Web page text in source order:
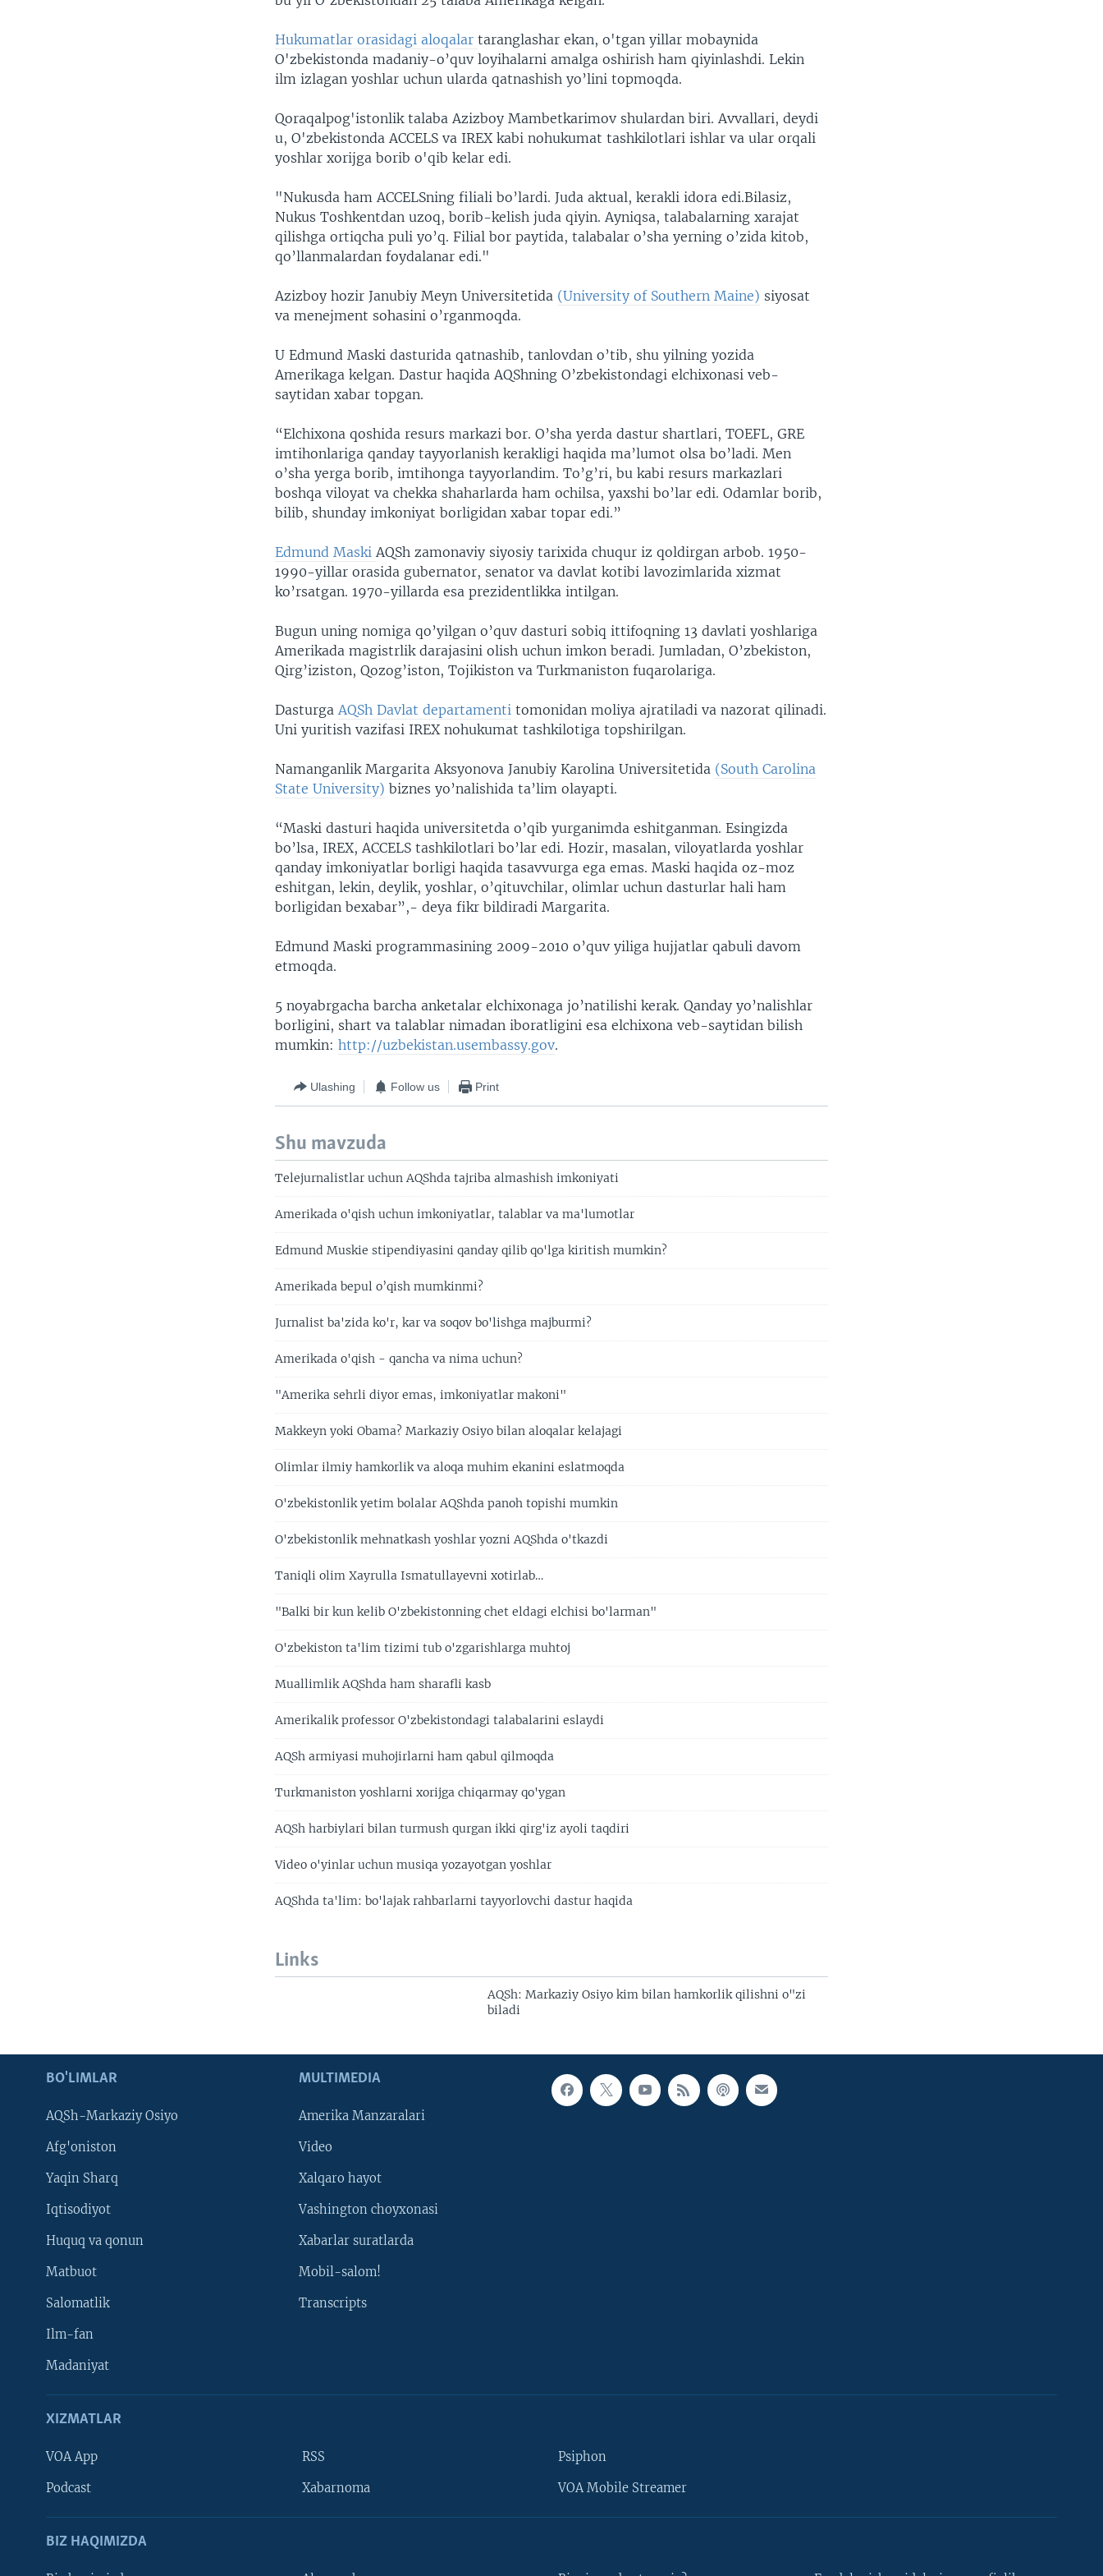
Hukumatlar orasidagi aloqalartaranglashar ekan, o'tgan yillar mobaynida
O'zbekistonda madaniy-o’quv loyihalarni amalga oshirish ham qiyinlashdi. Lekin
ilm izlagan yoshlar uchun ularda qatnashish yo’lini topmoqda.
Qoraqalpog'istonlik talaba Azizboy Mambetkarimov shulardan biri. Avvallari, deydi
u, O'zbekistonda ACCELS va IREX kabi nohukumat tashkilotlari ishlar va ular orqali
yoshlar xorijga borib o'qib kelar edi.
"Nukusda ham ACCELSning filiali bo’lardi. Juda aktual, kerakli idora edi.Bilasiz,
Nukus Toshkentdan uzoq, borib-kelish juda qiyin. Ayniqsa, talabalarning xarajat
qilishga ortiqcha puli yo’q. Filial bor paytida, talabalar o’sha yerning o’zida kitob,
qo’llanmalardan foydalanar edi."
Azizboy hozir Janubiy Meyn Universitetida (University of Southern Maine) siyosat
va menejment sohasini o’rganmoqda.
U Edmund Maski dasturida qatnashib, tanlovdan o’tib, shu yilning yozida
Amerikaga kelgan. Dastur haqida AQShning O’zbekistondagi elchixonasi veb-
saytidan xabar topgan.
“Elchixona qoshida resurs markazi bor. O’sha yerda dastur shartlari, TOEFL, GRE
imtihonlariga qanday tayyorlanish kerakligi haqida ma’lumot olsa bo’ladi. Men
o’sha yerga borib, imtihonga tayyorlandim. To’g’ri, bu kabi resurs markazlari
boshqa viloyat va chekka shaharlarda ham ochilsa, yaxshi bo’lar edi. Odamlar borib,
bilib, shunday imkoniyat borligidan xabar topar edi.”
Edmund MaskiAQSh zamonaviy siyosiy tarixida chuqur iz qoldirgan arbob. 1950-
1990-yillar orasida gubernator, senator va davlat kotibi lavozimlarida xizmat
ko’rsatgan. 1970-yillarda esa prezidentlikka intilgan.
Bugun uning nomiga qo’yilgan o’quv dasturi sobiq ittifoqning 13 davlati yoshlariga
Amerikada magistrlik darajasini olish uchun imkon beradi. Jumladan, O’zbekiston,
Qirg’iziston, Qozog’iston, Tojikiston va Turkmaniston fuqarolariga.
DasturgaAQSh Davlat departamenti tomonidan moliya ajratiladi va nazorat qilinadi.
Uni yuritish vazifasi IREX nohukumat tashkilotiga topshirilgan.
Namanganlik Margarita Aksyonova Janubiy Karolina Universitetida (South Carolina
State University) biznes yo’nalishida ta’lim olayapti.
“Maski dasturi haqida universitetda o’qib yurganimda eshitganman. Esingizda
bo’lsa, IREX, ACCELS tashkilotlari bo’lar edi. Hozir, masalan, viloyatlarda yoshlar
qanday imkoniyatlar borligi haqida tasavvurga ega emas. Maski haqida oz-moz
eshitgan, lekin, deylik, yoshlar, o’qituvchilar, olimlar uchun dasturlar hali ham
borligidan bexabar”,- deya fikr bildiradi Margarita.
Edmund Maski programmasining 2009-2010 o’quv yiliga hujjatlar qabuli davom
etmoqda.
5 noyabrgacha barcha anketalar elchixonaga jo’natilishi kerak. Qanday yo’nalishlar
borligini, shart va talablar nimadan iboratligini esa elchixona veb-saytidan bilish
mumkin:http://uzbekistan.usembassy.gov.
Ulashing Follow us Print
Shu mavzuda
Telejurnalistlar uchun AQShda tajriba almashish imkoniyati
Amerikada o'qish uchun imkoniyatlar, talablar va ma'lumotlar
Edmund Muskie stipendiyasini qanday qilib qo'lga kiritish mumkin?
Amerikada bepul o’qish mumkinmi?
Jurnalist ba'zida ko'r, kar va soqov bo'lishga majburmi?
Amerikada o'qish - qancha va nima uchun?
"Amerika sehrli diyor emas, imkoniyatlar makoni"
Makkeyn yoki Obama? Markaziy Osiyo bilan aloqalar kelajagi
Olimlar ilmiy hamkorlik va aloqa muhim ekanini eslatmoqda
O'zbekistonlik yetim bolalar AQShda panoh topishi mumkin
O'zbekistonlik mehnatkash yoshlar yozni AQShda o'tkazdi
Taniqli olim Xayrulla Ismatullayevni xotirlab…
"Balki bir kun kelib O'zbekistonning chet eldagi elchisi bo'larman"
O'zbekiston ta'lim tizimi tub o'zgarishlarga muhtoj
Muallimlik AQShda ham sharafli kasb
Amerikalik professor O'zbekistondagi talabalarini eslaydi
AQSh armiyasi muhojirlarni ham qabul qilmoqda
Turkmaniston yoshlarni xorijga chiqarmay qo'ygan
AQSh harbiylari bilan turmush qurgan ikki qirg'iz ayoli taqdiri
Video o'yinlar uchun musiqa yozayotgan yoshlar
AQShda ta'lim: bo'lajak rahbarlarni tayyorlovchi dastur haqida
Links
AQSh: Markaziy Osiyo kim bilan hamkorlik qilishni o"zi
biladi
BO'LIMLAR
AQSh-Markaziy Osiyo
Afg'oniston
Yaqin Sharq
Iqtisodiyot
Huquq va qonun
Matbuot
Salomatlik
Ilm-fan
Madaniyat
MULTIMEDIA
Amerika Manzaralari
Video
Xalqaro hayot
Vashington choyxonasi
Xabarlar suratlarda
Mobil-salom!
Transcripts
XIZMATLAR
VOA App
Podcast
RSS
Xabarnoma
Psiphon
VOA Mobile Streamer
BIZ HAQIMIZDA